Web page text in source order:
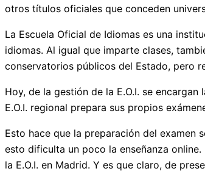
otros títulos oficiales que conceden
La Escuela Oficial de Idiomas es una
idiomas. Al igual que imparte clases,
conservatorios públicos del Estado, pero
Hoy, de la gestión de la E.O.I. se
E.O.I. regional prepara sus propios
Esto hace que la preparación del examen
esto dificulta un poco la enseñanza
la E.O.I. en Madrid. Y es que claro, de